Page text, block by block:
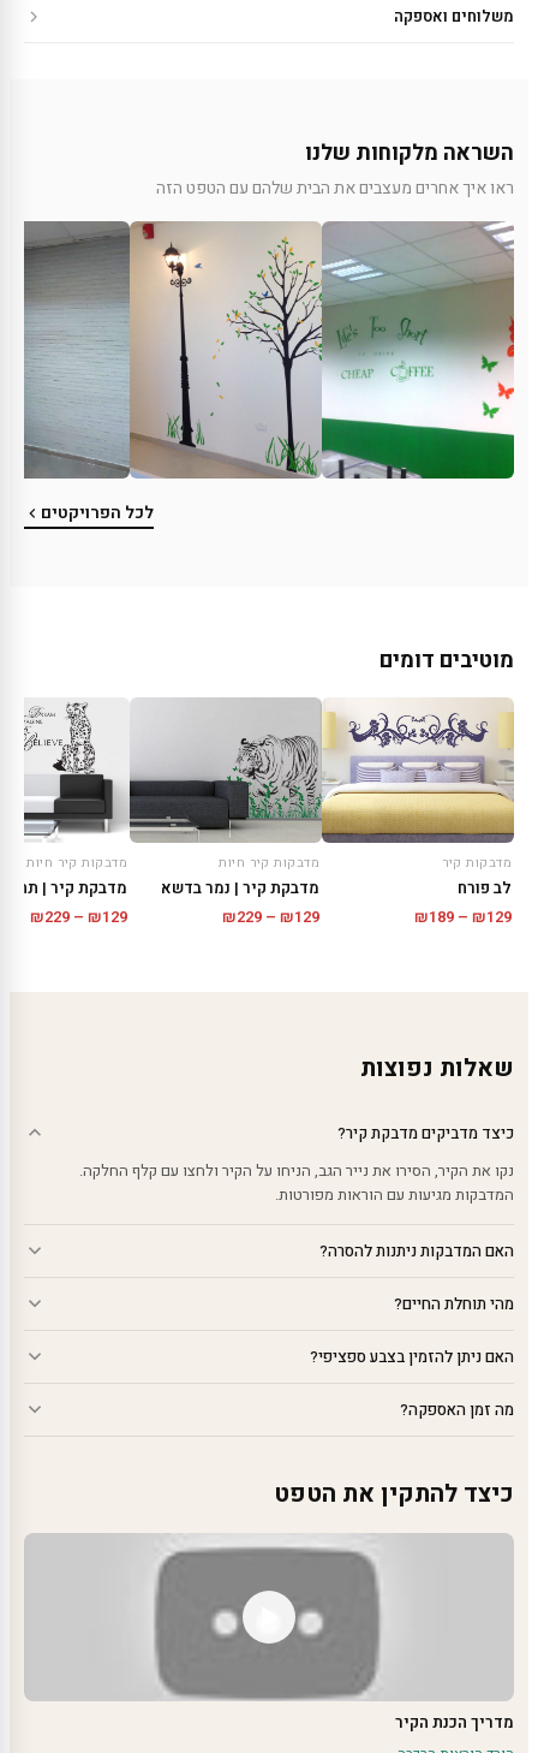
משלוחים ואספקה
השראה מלקוחות שלנו
ראו איך אחרים מעצבים את הבית שלהם עם הטפט הזה
לכל הפרויקטים
מוטיבים דומים
מדבקות קיר
לב פורח
₪129
–
₪189
מדבקות קיר חיות
מדבקת קיר | נמר בדשא
₪129
–
₪229
מדבקות קיר חיות
₪129
–
₪229
שאלות נפוצות
כיצד מדביקים מדבקת קיר?
נקו את הקיר, הסירו את נייר הגב, הניחו על הקיר ולחצו עם קלף החלקה.
המדבקות מגיעות עם הוראות מפורטות.
האם המדבקות ניתנות להסרה?
מהי תוחלת החיים?
האם ניתן להזמין בצבע ספציפי?
מה זמן האספקה?
כיצד להתקין את הטפט
מדריך הכנת הקיר